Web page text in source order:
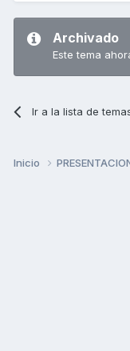
Archivado
Este tema
Ir a la lista de
Inicio